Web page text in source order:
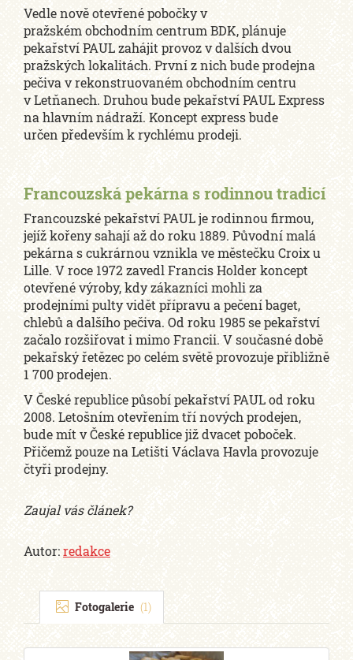
Vedle nově otevřené pobočky v
pražském obchodním centrum BDK, plánuje
pekařství PAUL zahájit provoz v dalších dvou
pražských lokalitách. První z nich bude prodejna
pečiva v rekonstruovaném obchodním centru
v Letňanech. Druhou bude pekařství PAUL Express
na hlavním nádraží. Koncept express bude
určen především k rychlému prodeji.
Francouzská pekárna s rodinnou tradicí
Francouzské pekařství PAUL je rodinnou firmou,
jejíž kořeny sahají až do roku 1889. Původní malá
pekárna s cukrárnou vznikla ve městečku Croix u
Lille. V roce 1972 zavedl Francis Holder koncept
otevřené výroby, kdy zákazníci mohli za
prodejními pulty vidět přípravu a pečení baget,
chlebů a dalšího pečiva. Od roku 1985 se pekařství
začalo rozšiřovat i mimo Francii. V současné době
pekařský řetězec po celém světě provozuje přibližně
1 700 prodejen.
V České republice působí pekařství PAUL od roku
2008. Letošním otevřením tří nových prodejen,
bude mít v České republice již dvacet poboček.
Přičemž pouze na Letišti Václava Havla provozuje
čtyři prodejny.
Zaujal vás článek?
Autor:redakce
Fotogalerie (1)